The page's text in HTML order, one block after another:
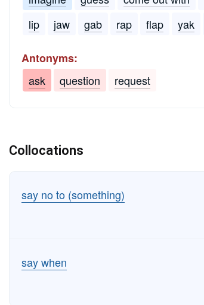
lip
jaw gab rap flap yak
Antonyms:
ask
question request
Collocations
say no to (something)
say when